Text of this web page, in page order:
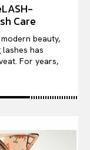
Care
beauty,
has
For years,